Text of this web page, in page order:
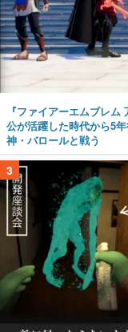
『ファイアーエムブレ
公が活躍した時代から5
神・バロールと戦う
3